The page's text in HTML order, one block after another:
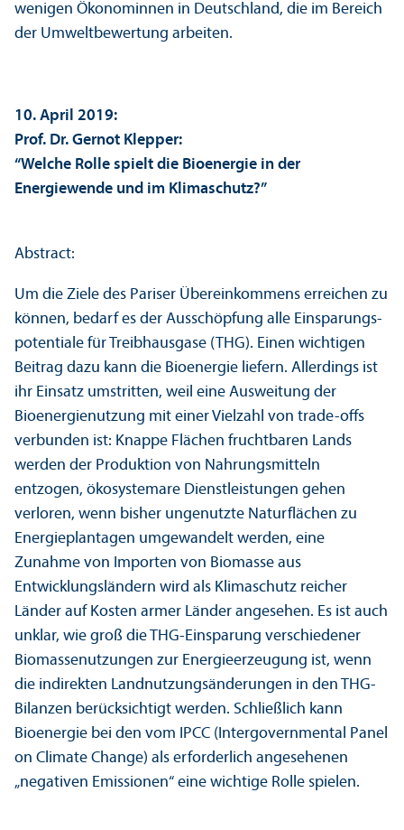
wenigen Ökonominnen in Deutschland, die im Bereich
der Umwelt­bewertung arbeiten.
10. April 2019:
Prof. Dr. Gernot Klepper:
“Welche Rolle spielt die Bioenergie in der
Energiewende und im Klimaschutz?”
Abstract:
Um die Ziele des Pariser Über­einkommens erreichen zu
können, bedarf es der Ausschöpfung alle Einsparungs­
potentiale für Treibhausgase (THG). Einen wichtigen
Beitrag dazu kann die Bioenergie liefern. Allerdings ist
ihr Einsatz umstritten, weil eine Ausweitung der
Bioenergienutzung mit einer Vielzahl von trade-offs
verbunden ist: Knappe Flächen fruchtbaren Lands
werden der Produktion von Nahrungs­mitteln
entzogen, öko­systemare Dienstleistungen gehen
verloren, wenn bisher ungenutzte Naturflächen zu
Energieplantagen umgewandelt werden, eine
Zunahme von Importen von Biomasse aus
Entwicklungs­ländern wird als Klimaschutz reicher
Länder auf Kosten armer Länder angesehen. Es ist auch
unklar, wie groß die THG-Einsparung verschiedener
Biomassenutzungen zur Energieerzeugung ist, wenn
die indirekten Landnutzungs­änderungen in den THG-
Bilanzen berücksichtigt werden. Schließlich kann
Bioenergie bei den vom IPCC (Intergovernmental Panel
on Climate Change) als erforderlich angesehenen
„negativen Emissionen“ eine wichtige Rolle spielen.